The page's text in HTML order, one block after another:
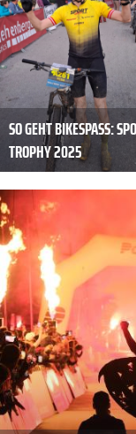
SO GEHT BIKESPASS:
ROPHY 2025